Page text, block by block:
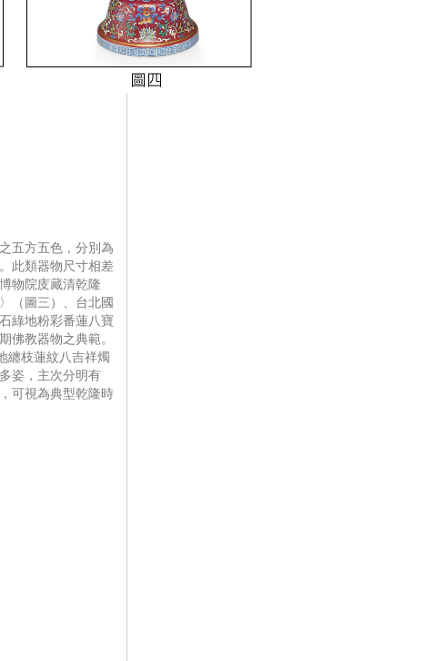
五方五色，分別為
此類器物尺寸相差
物院庋藏清乾隆
（圖三）、台北國
綠地粉彩番蓮八寶
佛教器物之典範。
纏枝蓮紋八吉祥燭
姿，主次分明有
可視為典型乾隆時